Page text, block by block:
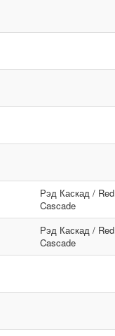
Рэд Каскад / Red
Cascade
Рэд Каскад / Red
Cascade